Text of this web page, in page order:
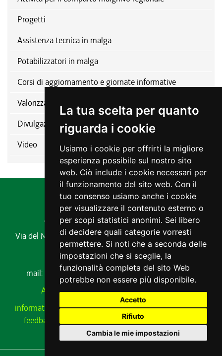
La tua scelta per quanto
riguarda i cookie
Usiamo i cookie per offrirti la migliore
esperienza possibile sul nostro sito
web. Ciò include i cookie necessari per
il funzionamento del sito web. Con il
tuo consenso usiamo anche i cookie
per visualizzare il contenuto esterno o
per scopi statistici anonimi. Sei libero
di decidere quali categorie vorresti
permettere. Si noti che a seconda delle
impostazioni che si sceglie, la
funzionalità completa del sito Web
potrebbe non essere più disponibile.
Accetto
Rifiuto
Cambia le mie impostazioni
Progetti
Assistenza tecnica in malga
Potabilizzatori in malga
Corsi di aggiornamento e giornate informative
Valorizzazione del comparto
Divulgazione
Video
Agenzia regionale per lo sviluppo rurale
Via del Montesanto, 17 34170 GORIZIACodice fiscale e
partita IVA 00485650311
Tel. 0432 529211
mail:
ersa@ersa.fvg.itPec:ersa@certregione.fvg.it
Amministrazione Trasparente|AVCP xml
informativa privacy|cookie|note legali|meccanismo di
feedback
| cambio preferenze cookie
accessibilità